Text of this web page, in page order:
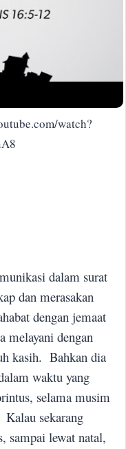
watch?
dalam surat
dan merasakan
dengan jemaat
melayani dengan
kasih. Bahkan dia
waktu yang
selama musim
Kalau sekarang
sampai lewat natal,